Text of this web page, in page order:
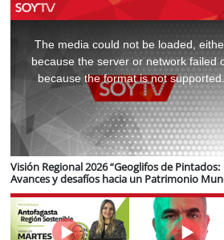
window.
The media could not be loaded,
because the server or network failed
because the format is not supported.
Visión Regional 2026 “Geoglifos de Pintados:
Avances y desafíos hacia un Patrimonio
de Unesco”